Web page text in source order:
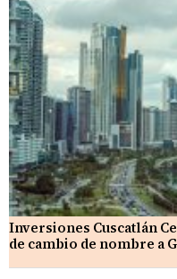
Inversiones Cuscatlán
de cambio de nombre a